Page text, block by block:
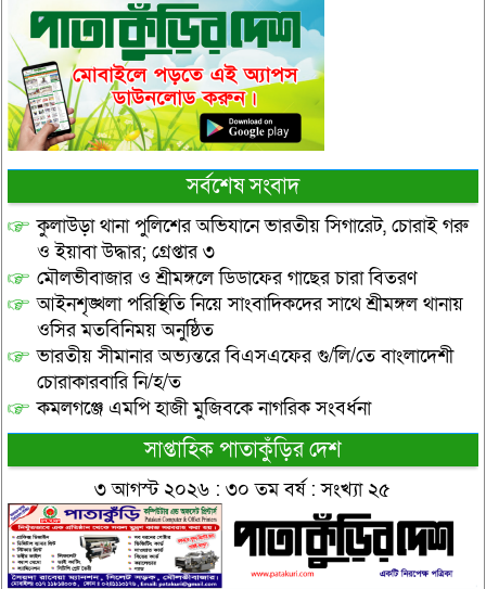
সর্বশেষ সংবাদ
কুলাউড়া থানা পুলিশের অভিযানে ভারতীয় সিগারেট, চোরাই গরু
ও ইয়াবা উদ্ধার; গ্রেপ্তার ৩
মৌলভীবাজার ও শ্রীমঙ্গলে ডিডাফের গাছের চারা বিতরণ
আইনশৃঙ্খলা পরিস্থিতি নিয়ে সাংবাদিকদের সাথে শ্রীমঙ্গল থানায়
ওসির মতবিনিময় অনুষ্ঠিত
ভারতীয় সীমানার অভ্যন্তরে বিএসএফের গু/লি/তে বাংলাদেশী
চোরাকারবারি নি/হ/ত
কমলগঞ্জে এমপি হাজী মুজিবকে নাগরিক সংবর্ধনা
সাপ্তাহিক পাতাকুঁড়ির দেশ
৩ আগস্ট ২০২৬ : ৩০ তম বর্ষ : সংখ্যা ২৫